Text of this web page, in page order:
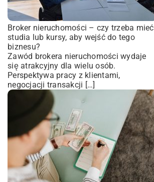
Broker nieruchomości – czy trzeba mieć
studia lub kursy, aby wejść do tego
biznesu?
Zawód brokera nieruchomości wydaje
się atrakcyjny dla wielu osób.
Perspektywa pracy z klientami,
negocjacji transakcji […]